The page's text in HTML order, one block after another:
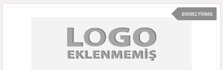
BRONZ FİRMA